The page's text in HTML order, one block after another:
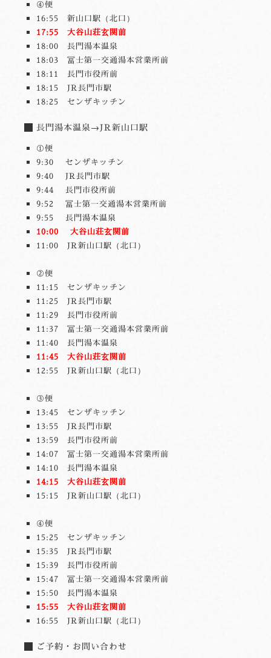
④便
16:55 新山口駅（北口）
17:55 大谷山荘玄関前
18:00 長門湯本温泉
18:03 冨士第一交通湯本営業所前
18:11 長門市役所前
18:15 JR長門市駅
18:25 センザキッチン
長門湯本温泉→JR新山口駅
①便
9:30 センザキッチン
9:40 JR長門市駅
9:44 長門市役所前
9:52 冨士第一交通湯本営業所前
9:55 長門湯本温泉
10:00 大谷山荘玄関前
11:00 JR新山口駅（北口）
②便
11:15 センザキッチン
11:25 JR長門市駅
11:29 長門市役所前
11:37 冨士第一交通湯本営業所前
11:40 長門湯本温泉
11:45 大谷山荘玄関前
12:55 JR新山口駅（北口）
③便
13:45 センザキッチン
13:55 JR長門市駅
13:59 長門市役所前
14:07 冨士第一交通湯本営業所前
14:10 長門湯本温泉
14:15 大谷山荘玄関前
15:15 JR新山口駅（北口）
④便
15:25 センザキッチン
15:35 JR長門市駅
15:39 長門市役所前
15:47 冨士第一交通湯本営業所前
15:50 長門湯本温泉
15:55 大谷山荘玄関前
16:55 JR新山口駅（北口）
ご予約・お問い合わせ